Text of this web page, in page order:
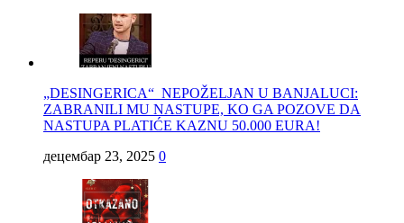
„DESINGERICA“ NEPOŽELJAN U BANJALUCI:
ZABRANILI MU NASTUPE, KO GA POZOVE DA
NASTUPA PLATIĆE KAZNU 50.000 EURA!
децембар 23, 2025 0